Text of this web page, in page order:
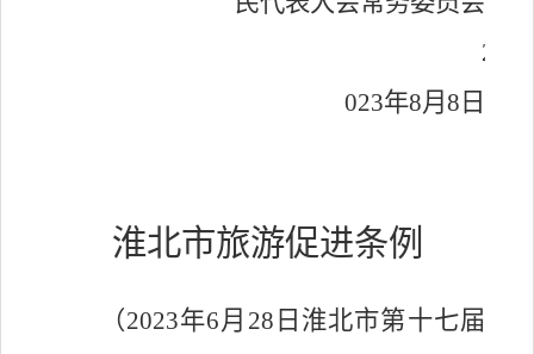
2
023年8月 8 日
淮北市旅游促进条例
（2023年6月 28 日淮北市第十七届